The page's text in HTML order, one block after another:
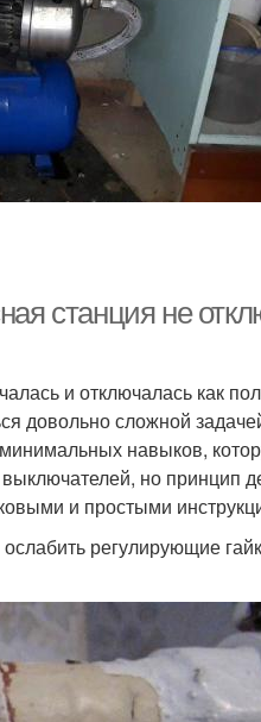
станция не
и отключалась как
довольно сложной
навыков,
но принцип
и простыми
регулирующие